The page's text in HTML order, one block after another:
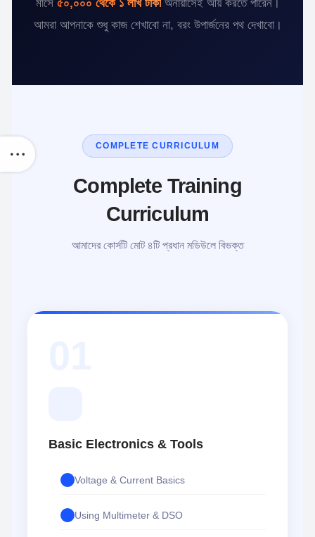
মাসে ৫০,০০০ থেকে ১ লাখ টাকাঅনায়াসেই আয় করতে পারেন।
আমরা আপনাকে শুধু কাজ শেখাবো না, বরং উপার্জনের পথ দেখাবো।
COMPLETE CURRICULUM
Complete Training
Curriculum
আমাদের কোর্সটি মোট ৪টি প্রধান মডিউলে বিভক্ত
Basic Electronics & Tools
Voltage & Current Basics
Using Multimeter & DSO